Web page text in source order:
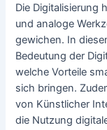
Die Digitalisierung
und analoge
gewichen. In
Bedeutung der
welche Vorteile
sich bringen.
von Künstlicher
die Nutzung